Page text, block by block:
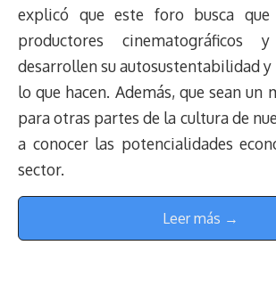
explicó que este foro busca
productores cinematográficos y
desarrollen su autosustentabilidad
lo que hacen. Además, que sean un
para otras partes de la cultura de
a conocer las potencialidades
sector.
Leer más →